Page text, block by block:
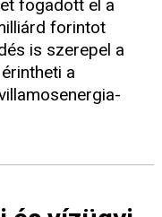
fogadott el a
forintot
is szerepel a
a